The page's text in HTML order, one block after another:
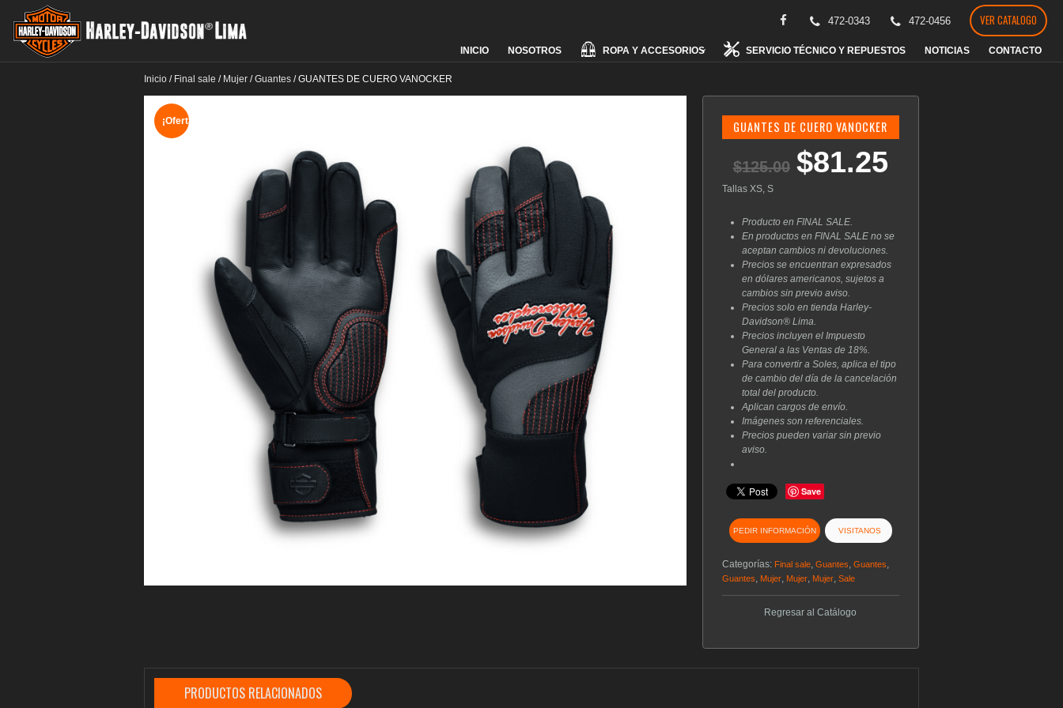
472-0343 472-0456 VER CATALOGO
Skip
to
content
INICIO NOSOTROS ROPA Y ACCESORIOS SERVICIO TÉCNICO Y REPUESTOS NOTICIAS CONTACTO
Inicio / Final sale / Mujer /Guantes /GUANTES DE CUERO VANOCKER
¡Oferta! GUANTES DE CUERO VANOCKER
$125.00 El
precio
$125.00.
$81.25El
precio
Tallas XS, S
Producto en FINAL SALE.
En productos en FINAL SALE no se
aceptan cambios ni devoluciones.
Precios se encuentran expresados
en dólares americanos, sujetos a
cambios sin previo aviso.
Precios solo en tienda Harley-
Davidson® Lima.
Precios incluyen el Impuesto
General a las Ventas de 18%.
Para convertir a Soles, aplica el tipo
de cambio del día de la cancelación
total del producto.
Aplican cargos de envío.
Imágenes son referenciales.
Precios pueden variar sin previo
aviso.
Save
PEDIR INFORMACIÓN VISITANOS
Categorías: Final sale, Guantes Guantes
Guantes Mujer, Mujer, Mujer, Sale
Regresar al Catálogo
PRODUCTOS RELACIONADOS